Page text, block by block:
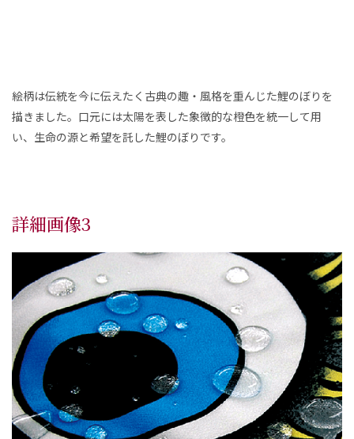
絵柄は伝統を今に伝えたく古典の趣・風格を重んじた鯉のぼりを
描きました。口元には太陽を表した象徴的な橙色を統一して用
い、生命の源と希望を託した鯉のぼりです。
詳細画像3